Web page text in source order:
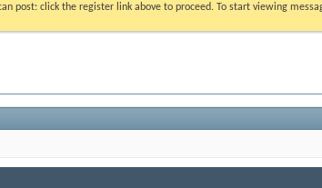
post: click the register link above to proceed. To start viewing